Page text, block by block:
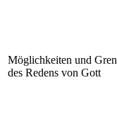
Möglichkeiten und
des Redens von Gott